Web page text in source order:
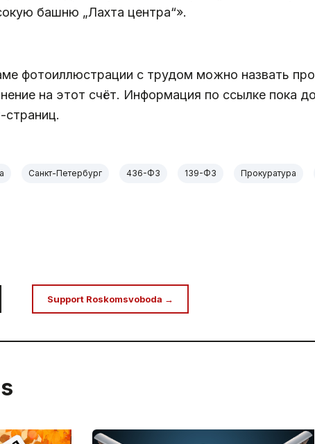
башню „Лахта центра“».
фотоиллюстрации с трудом можно назвать
на этот счёт. Информация по ссылке пока
страниц.
Санкт-Петербург 436-ФЗ 139-ФЗ Прокуратура
Support Roskomsvoboda →